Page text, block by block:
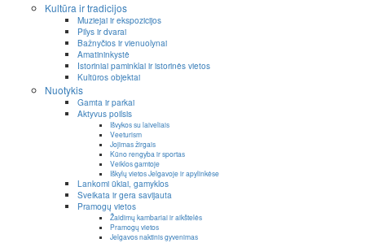
Kultūra ir tradicijos
Muziejai ir ekspozicijos
Pilys ir dvarai
Bažnyčios ir vienuolynai
Amatininkystė
Istoriniai paminklai ir istorinės vietos
Kultūros objektai
Nuotykis
Gamta ir parkai
Aktyvus poilsis
Išvykos su laiveliais
Veeturism
Jojimas žirgais
Kūno rengyba ir sportas
Veiklos gamtoje
Iškylų vietos Jelgavoje ir apylinkėse
Lankomi ūkiai, gamyklos
Sveikata ir gera savijauta
Pramogų vietos
Žaidimų kambariai ir aikštelės
Pramogų vietos
Jelgavos naktinis gyvenimas